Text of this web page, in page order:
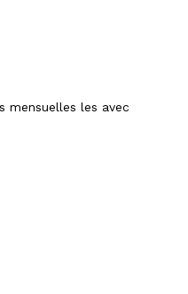
mensuelles les avec